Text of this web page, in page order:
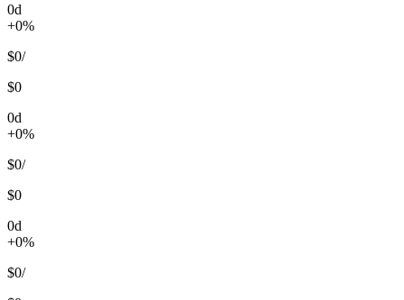
0d
+0%
$0/
$0
0d
+0%
$0/
$0
0d
+0%
$0/